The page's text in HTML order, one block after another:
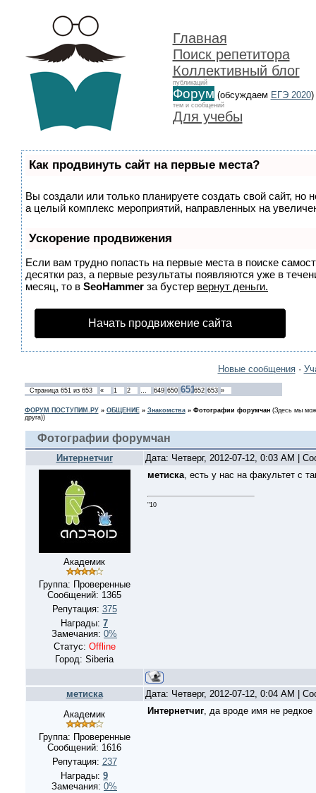
Главная
Поиск репетитора
Коллективный блог
публикаций
Форум (обсуждаем ЕГЭ 2020)
тем и сообщений
Для учебы
Как продвинуть сайт на первые места?
Вы создали или только планируете создать свой сайт, но
а целый комплекс мероприятий, направленных на
Ускорение продвижения
Если вам трудно попасть на первые места в поиске
десятки раз, а первые результаты появляются уже в
месяц, то в SeoHammer за бустер вернут деньги.
Начать продвижение сайта
Новые сообщения·
Страница 651из 653 « 1 2 … 649 650 651652 653 »
ФОРУМ ПОСТУПИМ.РУ» ОБЩЕНИЕ» Знакомства» Фотографии форумчан (Здесь мы
друга))
Фотографии форумчан
Интернетчиг Дата: Четверг, 2012-07-12, 0:03 AM |
Академик
Группа: Проверенные
Сообщений: 1365
Репутация: 375
Награды: 7
Замечания: 0%
Статус: Offline
Город: Siberia
метиска, есть у нас на факультет с
"10
метиска
Дата: Четверг, 2012-07-12, 0:04 AM |
Академик
Группа: Проверенные
Сообщений: 1616
Репутация: 237
Награды: 9
Замечания: 0%
Интернетчиг, да вроде имя не редкое